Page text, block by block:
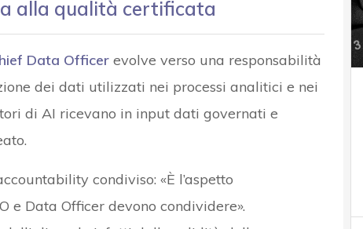
alla qualità certificata
Data Officerevolve verso una responsabilità
dei dati utilizzati nei processi analitici e nei
di AI ricevano in input dati governati e
condiviso: «È l’aspetto
e Data Officer devono condividere».